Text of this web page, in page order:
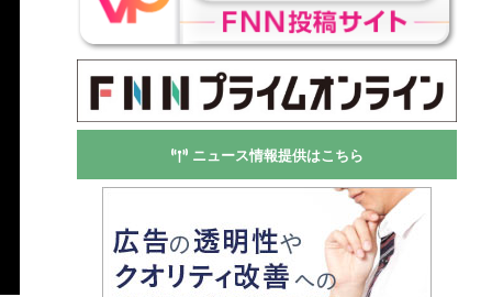
ニュース情報提供はこちら